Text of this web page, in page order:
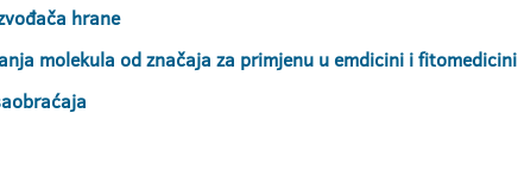
hrane
molekula od značaja za primjenu u emdicini i fitomedicini